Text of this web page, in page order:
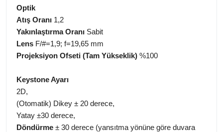
Optik
Atış Oranı 1,2
Yakınlaştırma Oranı Sabit
Lens F/#=1,9; f=19,65 mm
Projeksiyon Ofseti (Tam Yükseklik) %100
Keystone Ayarı
2D,
(Otomatik) Dikey ± 20 derece,
Yatay ±30 derece,
Döndürme ± 30 derece (yansıtma yönüne göre duvara